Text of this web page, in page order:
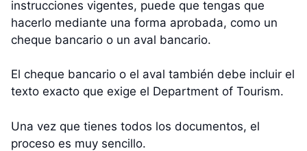
instrucciones vigentes, puede que tengas que
hacerlo mediante una forma aprobada, como un
cheque bancario o un aval bancario.
El cheque bancario o el aval también debe incluir el
texto exacto que exige el Department of Tourism.
Una vez que tienes todos los documentos, el
proceso es muy sencillo.